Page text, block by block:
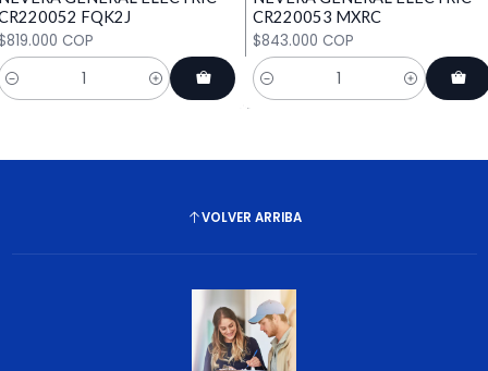
FQK2J
COP
CR220053 MXRC
$843.000 COP
Cantidad
VOLVER ARRIBA